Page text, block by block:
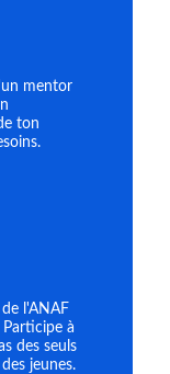
mentor
ton
l'ANAF
à
des seuls
jeunes.